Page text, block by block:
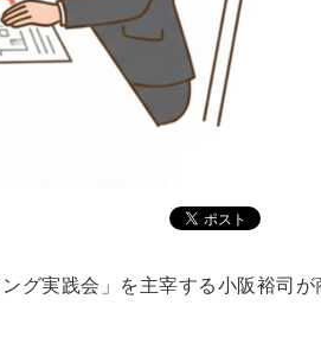
グ実践会」を主宰する小阪裕司が